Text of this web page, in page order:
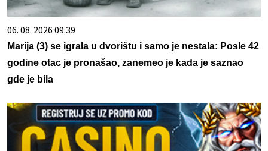
06. 08. 2026 09:39
Marija (3) se igrala u dvorištu i samo je nestala: Posle 42
godine otac je pronašao, zanemeo je kada je saznao
gde je bila